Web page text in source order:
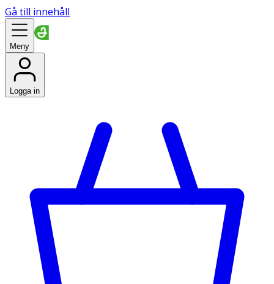
Gå till innehåll
Meny
Logga in